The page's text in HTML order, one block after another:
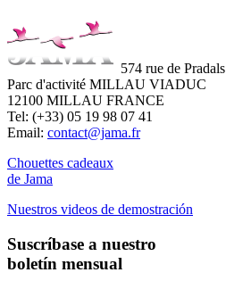
574 rue de Pradals
Parc d'activité MILLAU VIADUC
12100 MILLAU FRANCE
Tel: (+33) 05 19 98 07 41
Email: contact@jama.fr
Chouettes cadeaux
de Jama
Nuestros videos de demostración
Suscríbase a nuestro
boletín mensual